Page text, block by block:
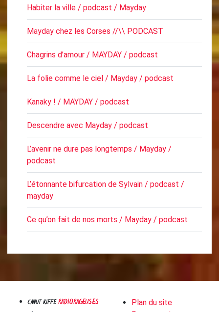
Habiter la ville / podcast / Mayday
Mayday chez les Corses //\\ PODCAST
Chagrins d’amour / MAYDAY / podcast
La folie comme le ciel / Mayday / podcast
Kanaky ! / MAYDAY / podcast
Descendre avec Mayday / podcast
L’avenir ne dure pas longtemps / Mayday /
podcast
L’étonnante bifurcation de Sylvain / podcast /
mayday
Ce qu’on fait de nos morts / Mayday / podcast
CANUT KIFFERADIORAGEUSES
Plan du site